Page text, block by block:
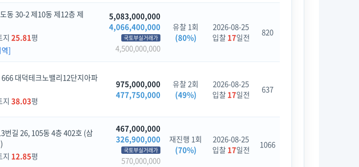
동 30-2 제10동 제12층 제
25.81평
]
5,083,000,000
4,066,400,000
국토부실거래가
4,500,000,000
유찰 1회
(80%)
2026-08-25
입찰17일전 820
대덕테크노밸리12단지아파
38.03평
975,000,000
477,750,000
유찰 2회
(49%)
2026-08-25
입찰17일전 637
번길 26, 105동 4층 402호 (삼
12.85평
467,000,000
326,900,000
국토부실거래가
570,000,000
재진행 1회
(70%)
2026-08-25
입찰17일전 1066